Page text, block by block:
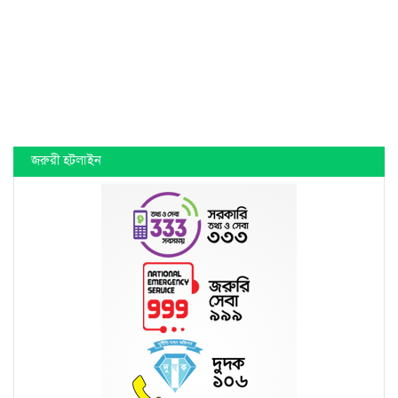
জরুরী হটলাইন